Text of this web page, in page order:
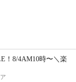
！8/4AM10時〜＼楽